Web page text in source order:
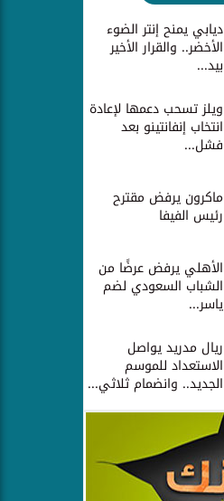
ديابي يمنح إنتر الضوء
الأخضر.. والقرار الأخير
بيد...
ويلز تسحب دعمها لإعادة
انتخاب إنفانتينو بعد
فشل...
ماكرون يرفض مقترح
رئيس الفيفا
الأهلي يرفض عرضًا من
الشباب السعودي لضم
ياسر...
ريال مدريد يواصل
الاستعداد للموسم
الجديد.. وانضمام ثلاثي...